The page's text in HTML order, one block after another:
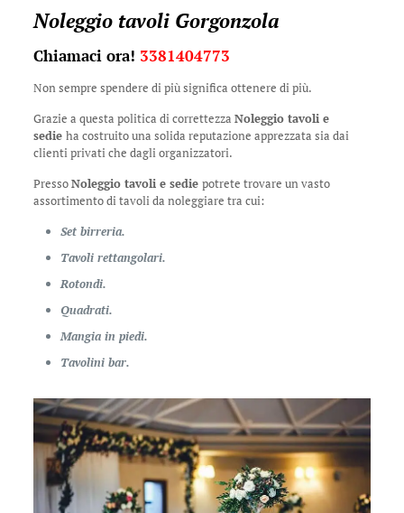
Noleggio tavoli Gorgonzola
Chiamaci ora! 3381404773
Non sempre spendere di più significa ottenere di più.
Grazie a questa politica di correttezza Noleggio tavoli e
sedie ha costruito una solida reputazione apprezzata sia dai
clienti privati che dagli organizzatori.
PressoNoleggio tavoli e sedie potrete trovare un vasto
assortimento di tavoli da noleggiare tra cui:
Set birreria.
Tavoli rettangolari.
Rotondi.
Quadrati.
Mangia in piedi.
Tavolini bar.